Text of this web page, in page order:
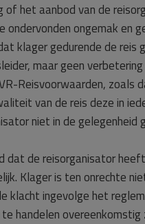
het aanbod van de
ongemak en
klager gedurende de
maar geen
Reisvoorwaarden,
van de reis deze in
niet in de
dat de reisorganisator
Klager is ten onrechte
klacht ingevolge het
handelen